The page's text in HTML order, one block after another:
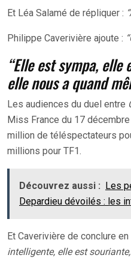
Et Léa Salamé de répliquer :
Philippe Caverivière ajoute :
“Elle est sympa,
elle nous a quand
Les audiences du duel entre
Miss France du 17
million de téléspectateurs
millions pour TF1.
Découvrez aussi : Les
Depardieu dévoilés : les
Et Caverivière de conclure en
intelligente, elle est